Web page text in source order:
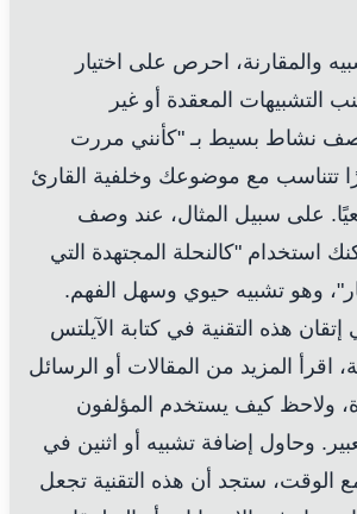
والمقارنة، احرص على اختيار
التشبيهات المعقدة أو غير
نشاط بسيط بـ "كأنني مررت
تتناسب مع موضوعك وخلفية القارئ
على سبيل المثال، عند وصف
استخدام "كالنحلة المجتهدة التي
وهو تشبيه حيوي وسهل الفهم.
هذه التقنية في كتابة الآيلتس
اقرأ المزيد من المقالات أو الرسائل
ولاحظ كيف يستخدم المؤلفون
وحاول إضافة تشبيه أو اثنين في
الوقت، ستجد أن هذه التقنية تجعل